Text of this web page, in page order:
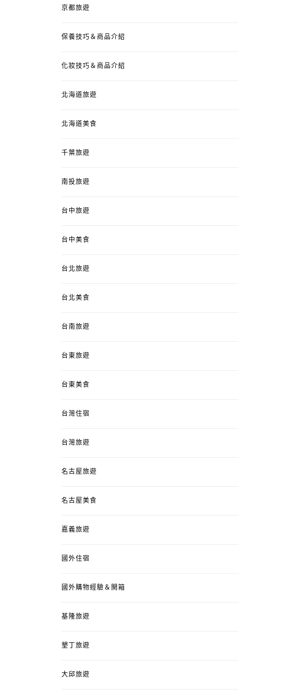
京都旅遊
保養技巧＆商品介紹
化妝技巧＆商品介紹
北海道旅遊
北海道美食
千葉旅遊
南投旅遊
台中旅遊
台中美食
台北旅遊
台北美食
台南旅遊
台東旅遊
台東美食
台灣住宿
台灣旅遊
名古屋旅遊
名古屋美食
嘉義旅遊
國外住宿
國外購物經驗＆開箱
基隆旅遊
墾丁旅遊
大邱旅遊